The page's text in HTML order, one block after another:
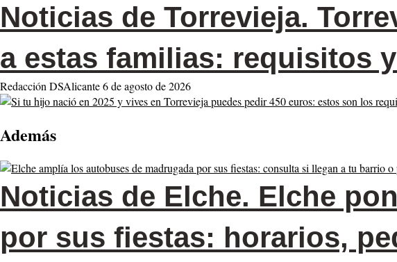
Noticias de Torrevieja.
a estas familias: requisitos
Redacción DSAlicante6 de agosto de 2026
Además
Noticias de Elche. Elche
por sus fiestas: horarios,